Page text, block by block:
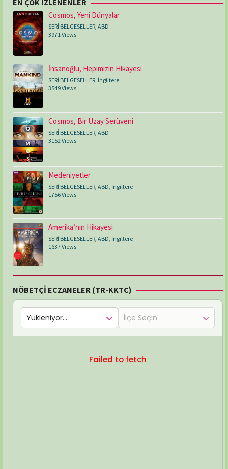
EN ÇOK İZLENENLER
Cosmos, Yeni Dünyalar
SERİ BELGESELLER, ABD
3971 Views
İnsanoğlu, Hepimizin Hikayesi
SERİ BELGESELLER, İngiltere
3549 Views
Cosmos, Bir Uzay Serüveni
SERİ BELGESELLER ABD
3152 Views
Medeniyetler
SERİ BELGESELLER ABD İngiltere
1756 Views
Amerika’nın Hikayesi
SERİ BELGESELLER ABD İngiltere
1637 Views
NÖBETÇİ ECZANELER (TR-KKTC)
Failed to fetch